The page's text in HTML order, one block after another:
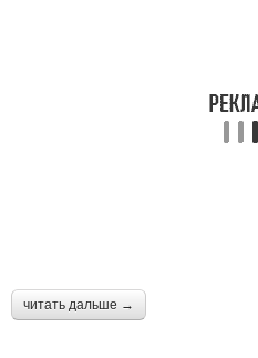
читать дальше →